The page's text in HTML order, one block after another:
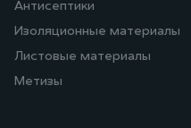
Антисептики
Изоляционные материалы
Листовые материалы
Метизы